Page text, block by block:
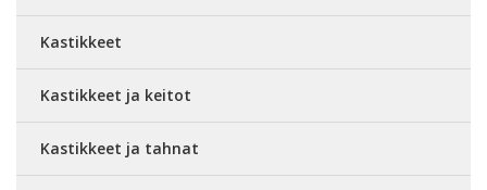
Kastikkeet
Kastikkeet ja keitot
Kastikkeet ja tahnat